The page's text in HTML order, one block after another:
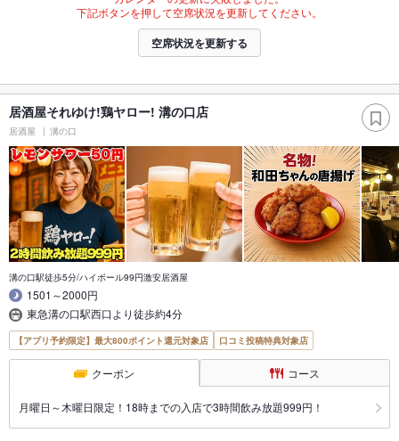
下記ボタンを押して空席状況を更新してください。
空席状況を更新する
居酒屋それゆけ!鶏ヤロー! 溝の口店
居酒屋 溝の口
溝の口駅徒歩5分/ハイボール99円激安居酒屋
1501～2000円
東急溝の口駅西口より徒歩約4分
【アプリ予約限定】最大800ポイント還元対象店 口コミ投稿特典対象店
クーポン コース
月曜日～木曜日限定！18時までの入店で3時間飲み放題999円！